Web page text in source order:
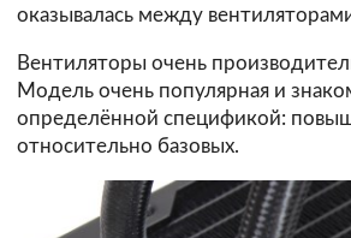
оказывалась между
Вентиляторы очень
Модель очень популярная и
определённой спецификой:
относительно базовых.